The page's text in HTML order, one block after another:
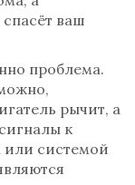
ваш
проблема.
рычит, а
к
или системой